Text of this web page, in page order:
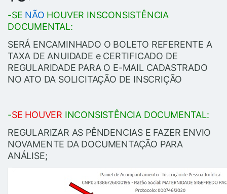
-SE NÃO HOUVER INSCONSISTÊNCIA
DOCUMENTAL:
SERÁ ENCAMINHADO O BOLETO REFERENTE A
TAXA DE ANUIDADE e CERTIFICADO DE
REGULARIDADE PARA O E-MAIL CADASTRADO
NO ATO DA SOLICITAÇÃO DE INSCRIÇÃO
-SE HOUVER INCONSISTÊNCIA DOCUMENTAL:
REGULARIZAR AS PÊNDENCIAS E FAZER ENVIO
NOVAMENTE DA DOCUMENTAÇÃO PARA
ANÁLISE;